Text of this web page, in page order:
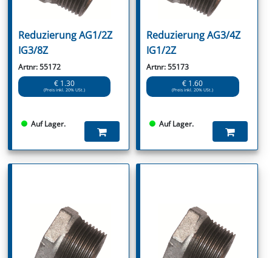
Reduzierung AG1/2Z
IG3/8Z
Artnr: 55172
€ 1.30
(Preis inkl. 20% USt.)
Auf Lager.
Reduzierung AG3/4Z
IG1/2Z
Artnr: 55173
€ 1.60
(Preis inkl. 20% USt.)
Auf Lager.